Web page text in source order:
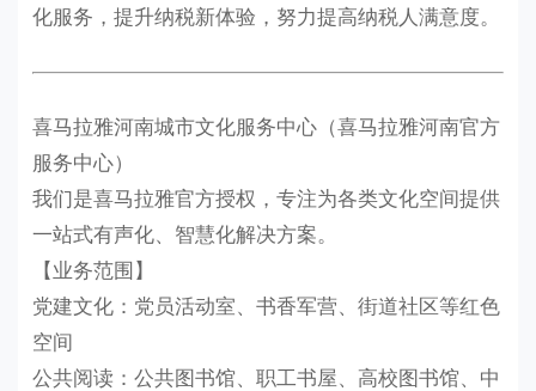
化服务，提升纳税新体验，努力提高纳税人满意度。
喜马拉雅河南城市文化服务中心（喜马拉雅河南官方
服务中心）
我们是喜马拉雅官方授权，专注为各类文化空间提供
一站式有声化、智慧化解决方案。
【业务范围】
党建文化：党员活动室、书香军营、街道社区等红色
空间
公共阅读：公共图书馆、职工书屋、高校图书馆、中